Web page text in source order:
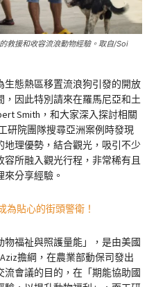
救援和收容流浪動物經驗。取自/Soi
態熱區移置流浪狗引發的開放
因此特別請來在羅馬尼亞和土
Smith，和大家深入探討相關
研院團隊搜尋亞洲案例時發現
理優勢，結合觀光，吸引不少
所融入觀光行程，非常稀有且
分享經驗。
貼心的街頭警衛！
福祉與照護量能」，是由美國
擔綱，在農業部動保司發出
會議的目的，在「期能協助國